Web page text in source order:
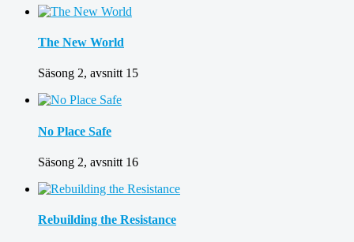
The New World
Säsong 2, avsnitt 15
No Place Safe
Säsong 2, avsnitt 16
Rebuilding the Resistance